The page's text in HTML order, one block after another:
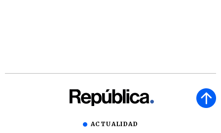
ACTUALIDAD